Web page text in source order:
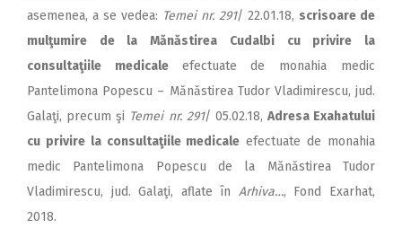
asemenea, a se vedea: Temei nr. 291/ 22.01.18, scrisoare de
mulţumire de la Mănăstirea Cudalbi cu privire la
consultaţiile medicale efectuate de monahia medic
Pantelimona Popescu – Mănăstirea Tudor Vladimirescu, jud.
Galaţi, precum şi Temei nr. 291/ 05.02.18, Adresa Exahatului
cu privire la consultaţiile medicale efectuate de monahia
medic Pantelimona Popescu de la Mănăstirea Tudor
Vladimirescu, jud. Galaţi, aflate în Arhiva…, Fond Exarhat,
2018.